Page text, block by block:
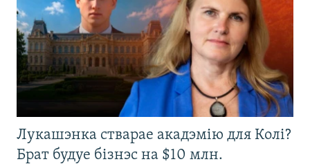
Лукашэнка стварае акадэмію для Колі?
Брат будуе бізнэс на $10 млн.